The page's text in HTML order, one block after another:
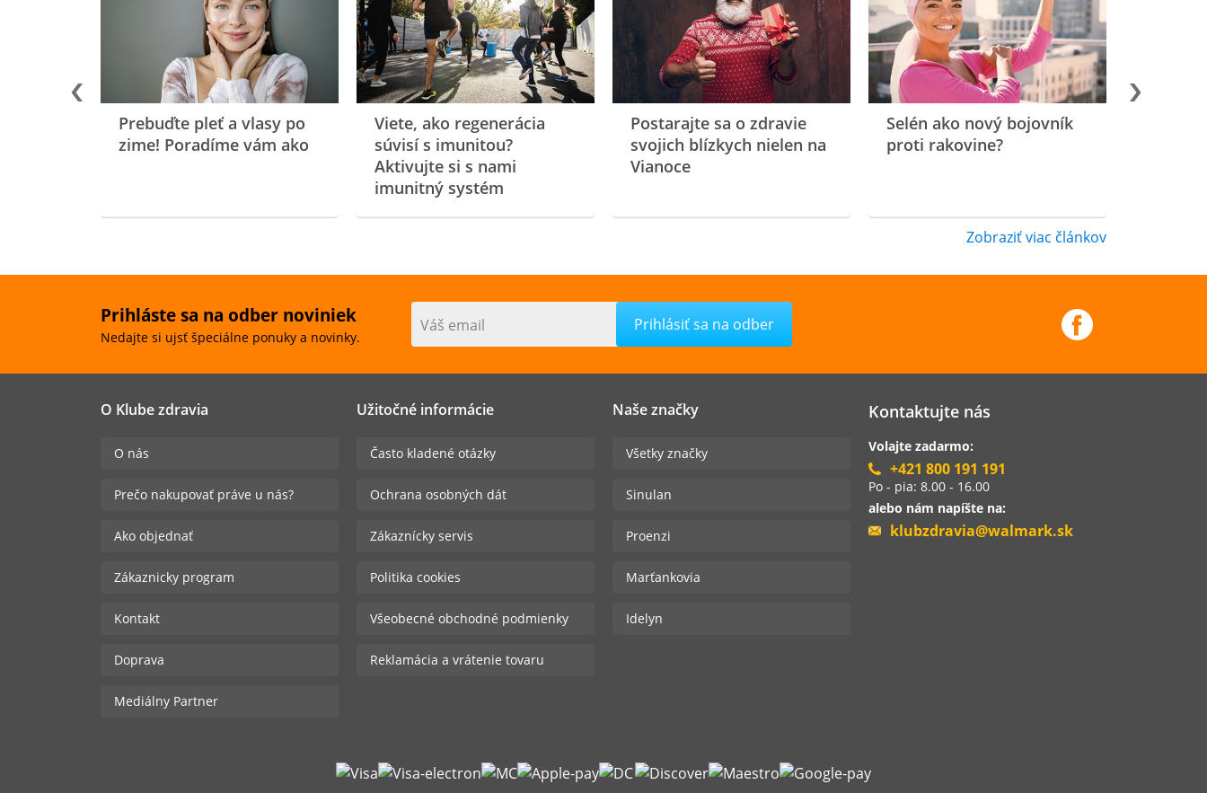
Prebuďte pleť a vlasy po
zime! Poradíme vám ako
Viete, ako regenerácia
súvisí s imunitou?
Aktivujte si s nami
imunitný systém
Postarajte sa o zdravie
svojich blízkych nielen na
Vianoce
Selén ako nový bojovník
proti rakovine?
Zobraziť viac článkov
Prihláste sa na odber noviniek
Nedajte si ujsť špeciálne ponuky a novinky.
Váš email
O Klube zdravia
O nás
Prečo nakupovať práve u nás?
Ako objednať
Zákaznicky program
Kontakt
Doprava
Mediálny Partner
Užitočné informácie
Často kladené otázky
Ochrana osobných dát
Zákaznícky servis
Politika cookies
Všeobecné obchodné podmienky
Reklamácia a vrátenie tovaru
Naše značky
Všetky značky
Sinulan
Proenzi
Marťankovia
Idelyn
Kontaktujte nás
Volajte zadarmo:
+421 800 191 191
Po - pia: 8.00 - 16.00
alebo nám napíšte na:
klubzdravia@walmark.sk